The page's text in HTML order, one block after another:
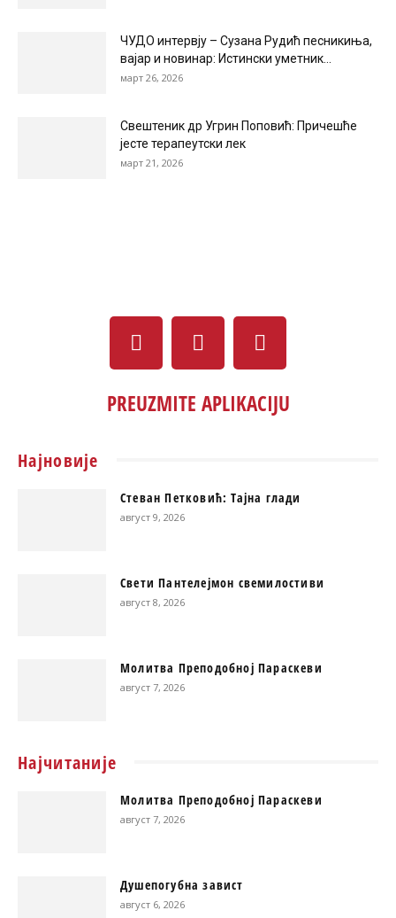
ЧУДО интервју – Сузана Рудић песникиња,
вајар и новинар: Истински уметник...
март 26, 2026
Свештеник др Угрин Поповић: Причешће
јесте терапеутски лек
март 21, 2026
PREUZMITE APLIKACIJU
Најновије
Стеван Петковић: Тајна глади
август 9, 2026
Свети Пантелејмон свемилостиви
август 8, 2026
Молитва Преподобној Параскеви
август 7, 2026
Најчитаније
Молитва Преподобној Параскеви
август 7, 2026
Душепогубна завист
август 6, 2026